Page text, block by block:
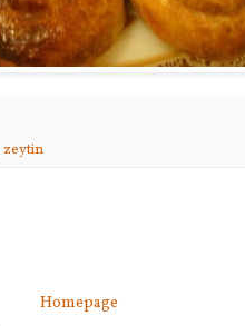
zeytin
Homepage